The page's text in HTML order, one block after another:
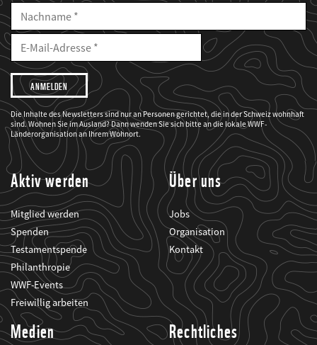
Nachname
E-
Mailadresse
E-
Adresse
Ich
möchte,
dass
der
WWF
mich
über
seine
Projekte
informiert.
Die Inhalte des Newsletters sind nur an Personen gerichtet, die in der Schweiz wohnhaft
sind. Wohnen Sie im Ausland? Dann wenden Sie sich bitte an die lokale WWF-
Länderorganisation an Ihrem Wohnort.
Aktiv werden
Mitglied werden
Spenden
Testamentspende
Philanthropie
WWF-Events
Freiwillig arbeiten
Über uns
Jobs
Organisation
Kontakt
Medien Rechtliches